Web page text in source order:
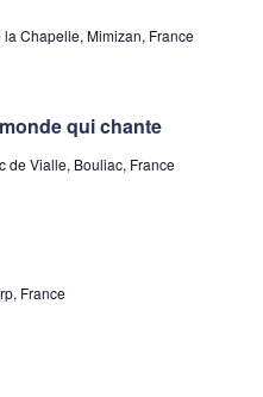
la Chapelle, Mimizan, France
qui chante
de Vialle, Bouliac, France
France